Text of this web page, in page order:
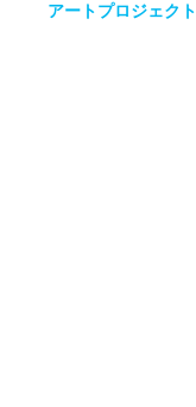
アートプロジェクト